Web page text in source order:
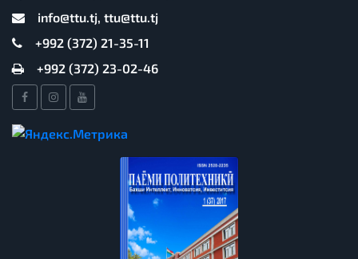
info@ttu.tj, ttu@ttu.tj
+992 (372) 21-35-11
+992 (372) 23-02-46